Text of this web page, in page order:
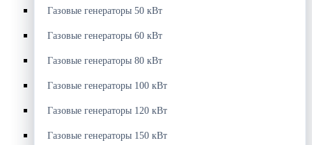
Газовые генераторы 50 кВт
Газовые генераторы 60 кВт
Газовые генераторы 80 кВт
Газовые генераторы 100 кВт
Газовые генераторы 120 кВт
Газовые генераторы 150 кВт